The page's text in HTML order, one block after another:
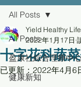
All Posts
盈康社綜合理療中
健康新知
All Posts
十字花科蔬
Yield Healthy Life
2022年1月17日
已更新： 2022年4月6